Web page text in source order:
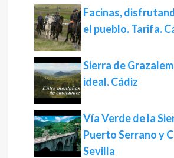
Facinas,
el pueblo. Tarifa.
Sierra de
ideal. Cádiz
Vía Verde de la
Puerto Serrano y
Sevilla